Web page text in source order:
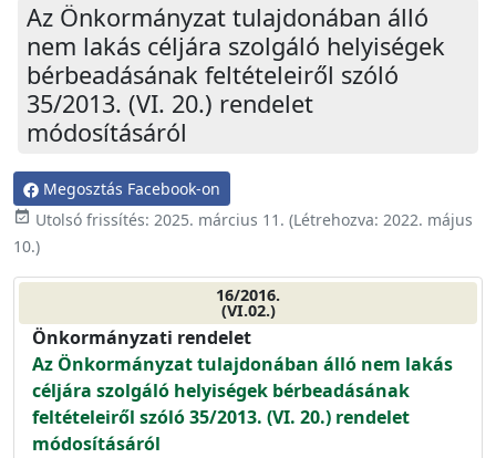
Az Önkormányzat tulajdonában álló
nem lakás céljára szolgáló helyiségek
bérbeadásának feltételeiről szóló
35/2013. (VI. 20.) rendelet
módosításáról
Megosztás Facebook-on
event_available Utolsó frissítés: 2025. március 11. (Létrehozva: 2022. május
10.)
16/2016.
(VI.02.)
Önkormányzati rendelet
Az Önkormányzat tulajdonában álló nem lakás
céljára szolgáló helyiségek bérbeadásának
feltételeiről szóló 35/2013. (VI. 20.) rendelet
módosításáról